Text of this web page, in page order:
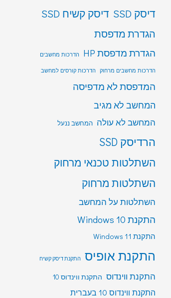
דיסק SSD דיסק קשיח SSD
הגדרת מדפסת
הגדרת מדפסת HP הדרכות מחשבים
הדרכות מחשבים מרחוק הדרכות קורסים למחשב
המדפסת לא מדפיסה
המחשב לא מגיב
המחשב לא עולה המחשב ננעל
הרדיסק SSD
השתלטות טכנאי מרחוק
השתלטות מרחוק
השתלטות על המחשב
התקנת Windows 10
התקנת Windows 11
התקנת אופיס התקנת דיסק קשיח
התקנת ווינדוס התקנת ווינדוס 10
התקנת ווינדוס 10 בעברית